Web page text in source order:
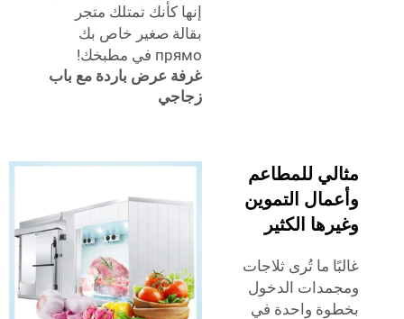
إنها كأنك تمتلك متجر
بقالة صغير خاص بك
غرفة عرض باردة مع باب
للمطاعم
التموين
الكثير
ما تُرى ثلاجات
الدخول
واحدة في